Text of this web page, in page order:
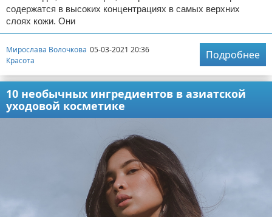
содержатся в высоких концентрациях в самых верхних
слоях кожи. Они
Мирослава Волочкова 05-03-2021 20:36
Красота
Подробнее
10 необычных ингредиентов в азиатской
уходовой косметике